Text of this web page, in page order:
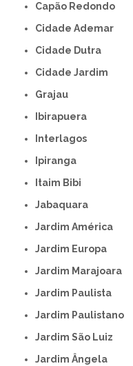
Capão Redondo
Cidade Ademar
Cidade Dutra
Cidade Jardim
Grajau
Ibirapuera
Interlagos
Ipiranga
Itaim Bibi
Jabaquara
Jardim América
Jardim Europa
Jardim Marajoara
Jardim Paulista
Jardim Paulistano
Jardim São Luiz
Jardim Ângela